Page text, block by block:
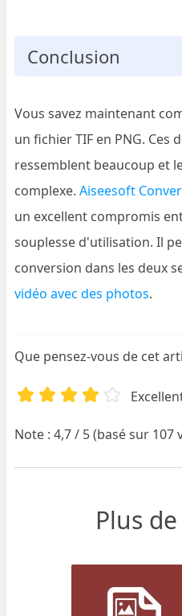
Conclusion
Vous savez maintenant
un fichier TIF en PNG. Ces
ressemblent beaucoup et
complexe.Aiseesoft
un excellent compromis
souplesse d'utilisation. Il
conversion dans les deux
vidéo avec des photos.
Que pensez-vous de cet
Note : 4,7 / 5 (basé sur 107
Plus